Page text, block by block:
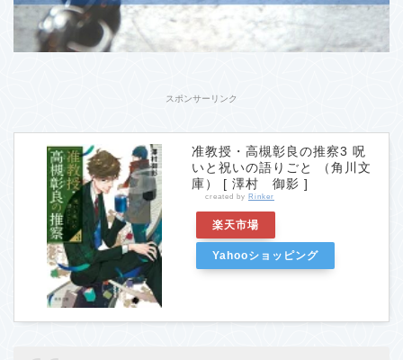
スポンサーリンク
准教授・高槻彰良の推察3 呪
いと祝いの語りごと （角川文
庫） [ 澤村 御影 ]
created by Rinker
楽天市場
Yahooショッピング